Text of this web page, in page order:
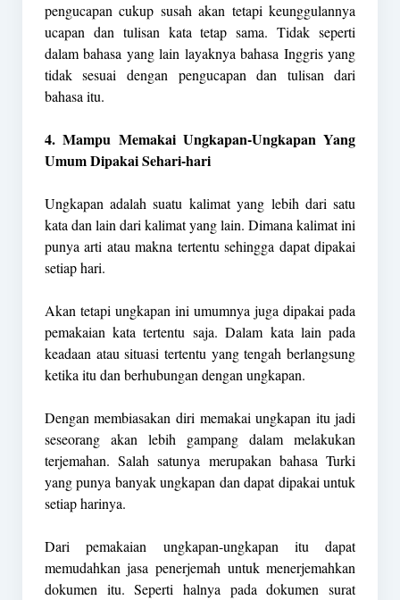
pengucapan cukup susah akan tetapi keunggulannya
ucapan dan tulisan kata tetap sama. Tidak seperti
dalam bahasa yang lain layaknya bahasa Inggris yang
tidak sesuai dengan pengucapan dan tulisan dari
bahasa itu.
4. Mampu Memakai Ungkapan-Ungkapan Yang
Umum Dipakai Sehari-hari
Ungkapan adalah suatu kalimat yang lebih dari satu
kata dan lain dari kalimat yang lain. Dimana kalimat ini
punya arti atau makna tertentu sehingga dapat dipakai
setiap hari.
Akan tetapi ungkapan ini umumnya juga dipakai pada
pemakaian kata tertentu saja. Dalam kata lain pada
keadaan atau situasi tertentu yang tengah berlangsung
ketika itu dan berhubungan dengan ungkapan.
Dengan membiasakan diri memakai ungkapan itu jadi
seseorang akan lebih gampang dalam melakukan
terjemahan. Salah satunya merupakan bahasa Turki
yang punya banyak ungkapan dan dapat dipakai untuk
setiap harinya.
Dari pemakaian ungkapan-ungkapan itu dapat
memudahkan jasa penerjemah untuk menerjemahkan
dokumen itu. Seperti halnya pada dokumen surat